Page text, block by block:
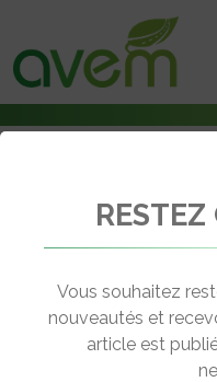
Sophia Antipolis
← Revenir aux actualités
Vous souhaitez
nouveautés et
article est